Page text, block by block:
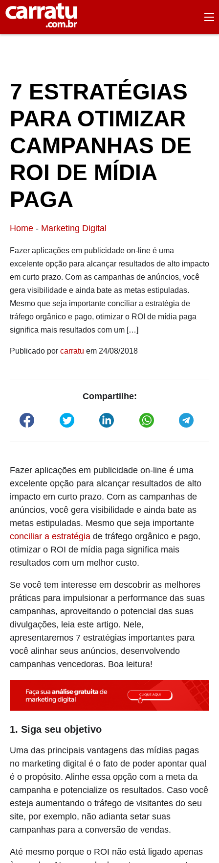
7 ESTRATÉGIAS
PARA OTIMIZAR
CAMPANHAS DE
ROI DE MÍDIA
PAGA
Home - Marketing Digital
Fazer aplicações em publicidade on-line é uma
excelente opção para alcançar resultados de alto impacto
em curto prazo. Com as campanhas de anúncios, você
gera visibilidade e ainda bate as metas estipuladas.
Mesmo que seja importante conciliar a estratégia de
tráfego orgânico e pago, otimizar o ROI de mídia paga
significa mais resultados com um […]
Publicado por carratu em 24/08/2018
Compartilhe:
Fazer aplicações em publicidade on-line é uma
excelente opção para alcançar resultados de alto
impacto em curto prazo. Com as campanhas de
anúncios, você gera visibilidade e ainda bate as
metas estipuladas. Mesmo que seja importante
conciliar a estratégia de tráfego orgânico e pago,
otimizar o ROI de mídia paga significa mais
resultados com um melhor custo.
Se você tem interesse em descobrir as melhores
práticas para impulsionar a performance das suas
campanhas, aproveitando o potencial das suas
divulgações, leia este artigo. Nele,
apresentaremos 7 estratégias importantes para
você alinhar seus anúncios, desenvolvendo
campanhas vencedoras. Boa leitura!
1. Siga seu objetivo
Uma das principais vantagens das mídias pagas
no marketing digital é o fato de poder apontar qual
é o propósito. Alinhe essa opção com a meta da
campanha e potencialize os resultados. Caso você
esteja aumentando o tráfego de visitantes do seu
site, por exemplo, não adianta setar suas
campanhas para a conversão de vendas.
Até mesmo porque o ROI não está ligado apenas